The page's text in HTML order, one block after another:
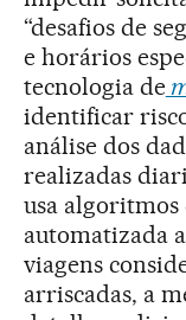
“desafios de
e horários
tecnologia de
identificar
análise dos
realizadas
usa
automatizada
viagens
arriscadas, a